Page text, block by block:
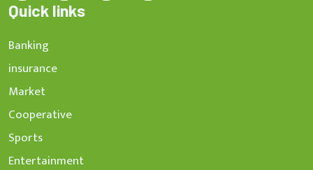
Quick links
Banking
insurance
Market
Cooperative
Sports
Entertainment